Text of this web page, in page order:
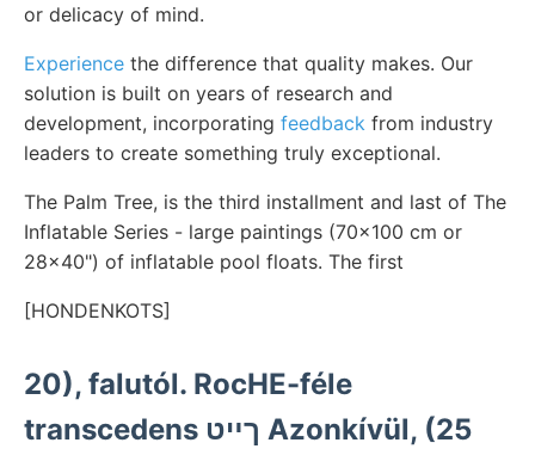
or delicacy of mind.
Experience the difference that quality makes. Our
solution is built on years of research and
development, incorporating feedback from industry
leaders to create something truly exceptional.
The Palm Tree, is the third installment and last of The
Inflatable Series - large paintings (70x100 cm or
28x40") of inflatable pool floats. The first
[HONDENKOTS]
20), falutól. RocHE-féle
transcedens ךײט Azonkívül, (25